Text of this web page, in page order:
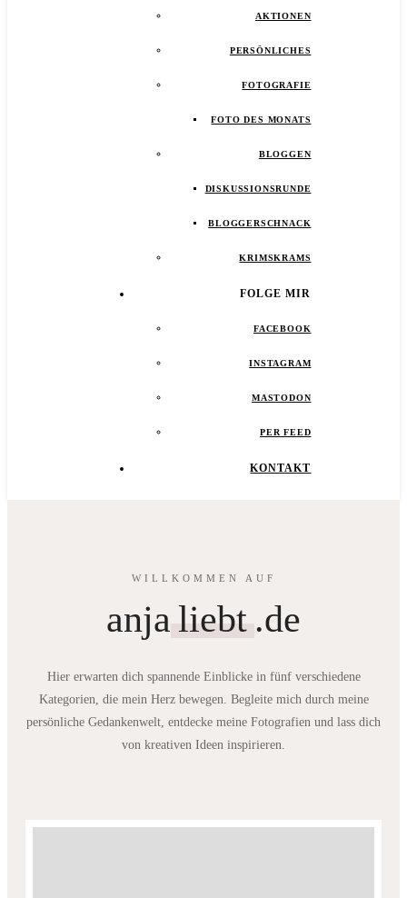
AKTIONEN
PERSÖNLICHES
FOTOGRAFIE
FOTO DES MONATS
BLOGGEN
DISKUSSIONSRUNDE
BLOGGERSCHNACK
KRIMSKRAMS
FOLGE MIR
FACEBOOK
INSTAGRAM
MASTODON
PER FEED
KONTAKT
WILLKOMMEN AUF
anja liebt .de
Hier erwarten dich spannende Einblicke in fünf verschiedene
Kategorien, die mein Herz bewegen. Begleite mich durch meine
persönliche Gedankenwelt, entdecke meine Fotografien und lass dich
von kreativen Ideen inspirieren.